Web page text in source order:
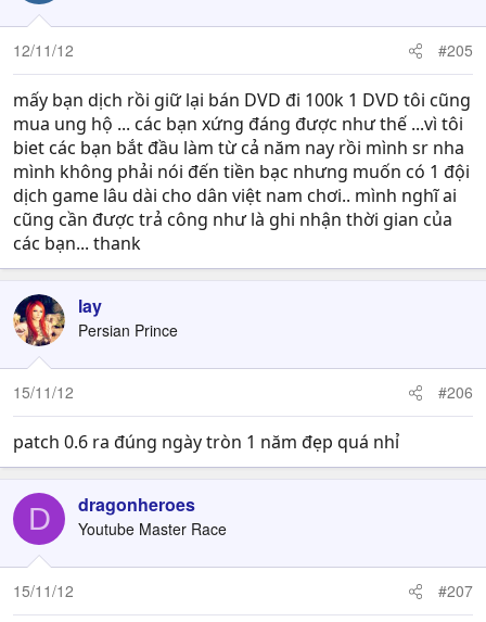
12/11/12 #205
mấy bạn dịch rồi giữ lại bán DVD đi 100k 1 DVD tôi cũng
mua ung hộ ... các bạn xứng đáng được như thế ...vì tôi
biet các bạn bắt đầu làm từ cả năm nay rồi mình sr nha
mình không phải nói đến tiền bạc nhưng muốn có 1 đội
dịch game lâu dài cho dân việt nam chơi.. mình nghĩ ai
cũng cần được trả công như là ghi nhận thời gian của
các bạn... thank
lay
Persian Prince
15/11/12 #206
patch 0.6 ra đúng ngày tròn 1 năm đẹp quá nhỉ
D dragonheroes
Youtube Master Race
15/11/12 #207